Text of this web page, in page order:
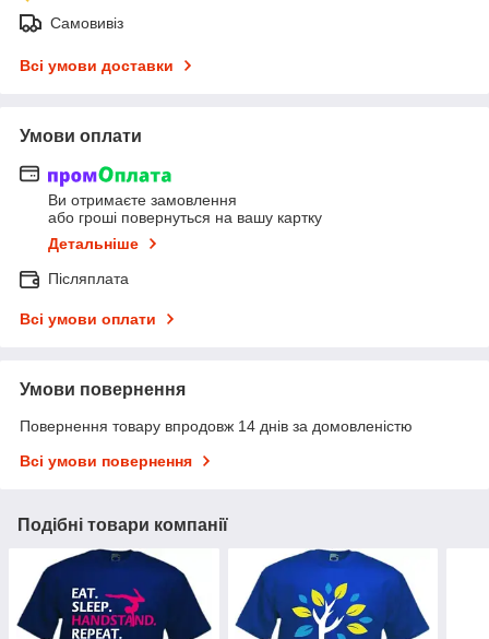
Самовивіз
Всі умови доставки
Умови оплати
Ви отримаєте замовлення
або гроші повернуться на вашу картку
Детальніше
Післяплата
Всі умови оплати
Умови повернення
Повернення товару впродовж 14 днів за домовленістю
Всі умови повернення
Подібні товари компанії